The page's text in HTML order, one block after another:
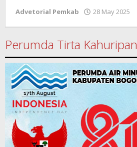
Advetorial Pemkab 28 May 2025
Perumda Tirta Kahuripan